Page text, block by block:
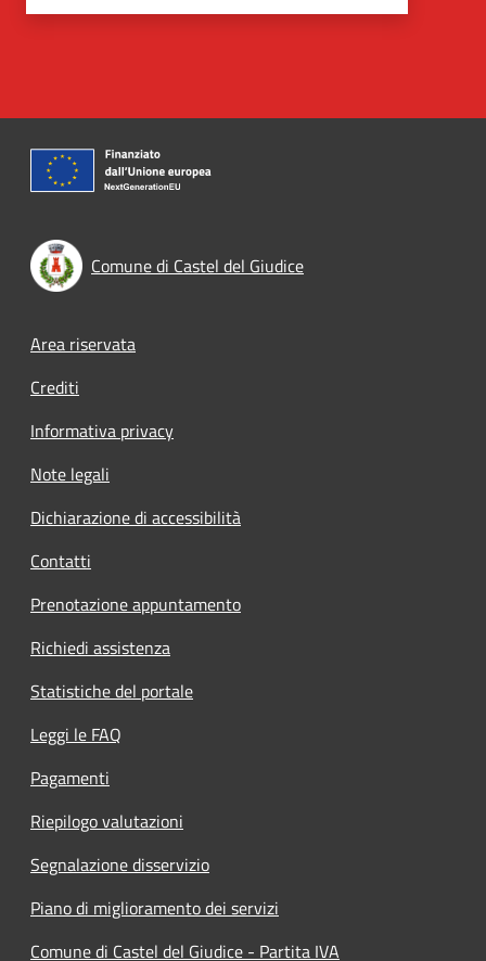
Comune di Castel del Giudice
Footer menu
Area riservata
Crediti
Informativa privacy
Note legali
Dichiarazione di accessibilità
Contatti
Prenotazione appuntamento
Richiedi assistenza
Statistiche del portale
Leggi le FAQ
Pagamenti
Riepilogo valutazioni
Segnalazione disservizio
Piano di miglioramento dei servizi
Comune di Castel del Giudice - Partita IVA